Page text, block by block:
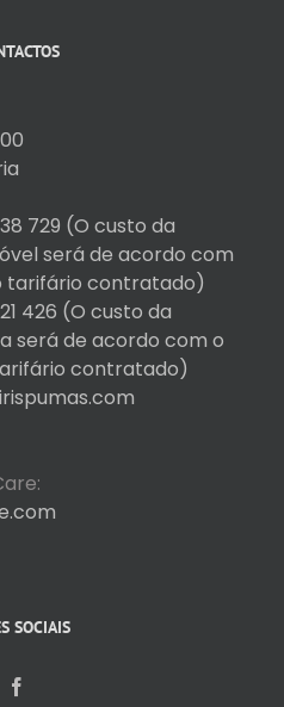
729 (O custo da
será de acordo com
tarifário contratado)
426 (O custo da
será de acordo com o
contratado)
SOCIAIS